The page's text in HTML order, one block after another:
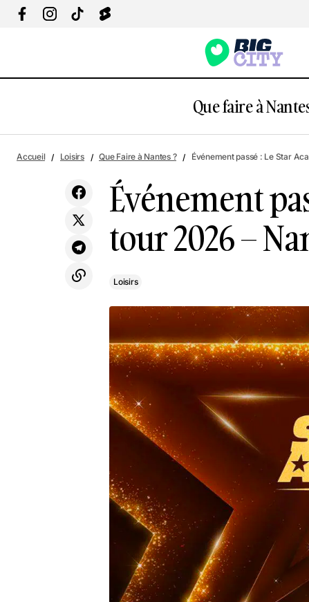
Que faire à
Expo : Interstellar, Ré-imaginer la Terre Loisirs
Accueil Loisirs Que Faire à Nantes ? Événement passé : Le Star
Événement
tour 2026 –
Loisirs